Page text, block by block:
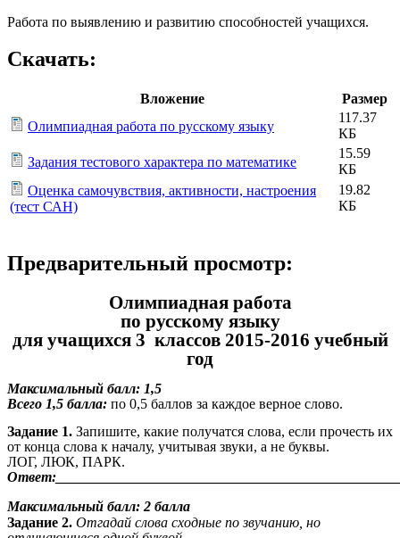
Работа по выявлению и развитию способностей учащихся.
Скачать:
Вложение
Размер
Олимпиадная работа по русскому языку
117.37
КБ
Задания тестового характера по математике
15.59
КБ
Оценка самочувствия, активности, настроения
(тест САН)
19.82
КБ
Предварительный просмотр:
Олимпиадная работа
по русскому языку
для учащихся 3 классов 2015-2016 учебный
год
Максимальный балл: 1,5
Всего 1,5 балла: по 0,5 баллов за каждое верное слово.
Задание 1. Запишите, какие получатся слова, если прочесть их
от конца слова к началу, учитывая звуки, а не буквы.
ЛОГ, ЛЮК, ПАРК.
Максимальный балл: 2 балла
Задание 2. Отгадай слова сходные по звучанию, но